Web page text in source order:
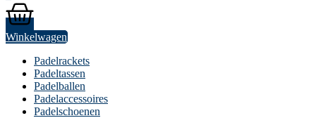
Winkelwagen
Padelrackets
Padeltassen
Padelballen
Padelaccessoires
Padelschoenen